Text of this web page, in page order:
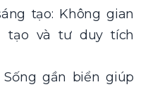
tạo: Không gian
tạo và tư duy tích
gần biển giúp